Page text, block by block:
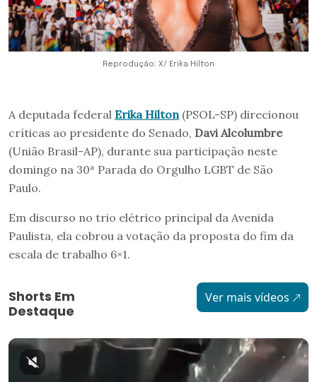
Reprodução: X/ Erika Hilton
A deputada federal Erika Hilton (PSOL-SP) direcionou
críticas ao presidente do Senado, Davi Alcolumbre
(União Brasil-AP), durante sua participação neste
domingo na 30ª Parada do Orgulho LGBT de São
Paulo.
Em discurso no trio elétrico principal da Avenida
Paulista, ela cobrou a votação da proposta do fim da
escala de trabalho 6×1.
Shorts Em
Destaque
Ver mais vídeos